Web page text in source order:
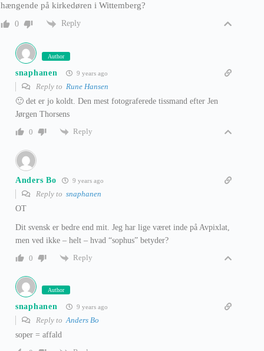
hængende på kirkedøren i Wittemberg?
0 Reply
Author
snaphanen 9 years ago
Reply to Rune Hansen
🙂 det er jo koldt. Den mest fotograferede tissmand efter Jen
Jørgen Thorsens
0
Reply
Anders Bo 9 years ago
Reply to snaphanen
OT
Dit svensk er bedre end mit. Jeg har lige været inde på Avpixlat,
men ved ikke – helt – hvad “sophus” betyder?
0
Reply
Author
snaphanen 9 years ago
Reply toAnders Bo
soper = affald